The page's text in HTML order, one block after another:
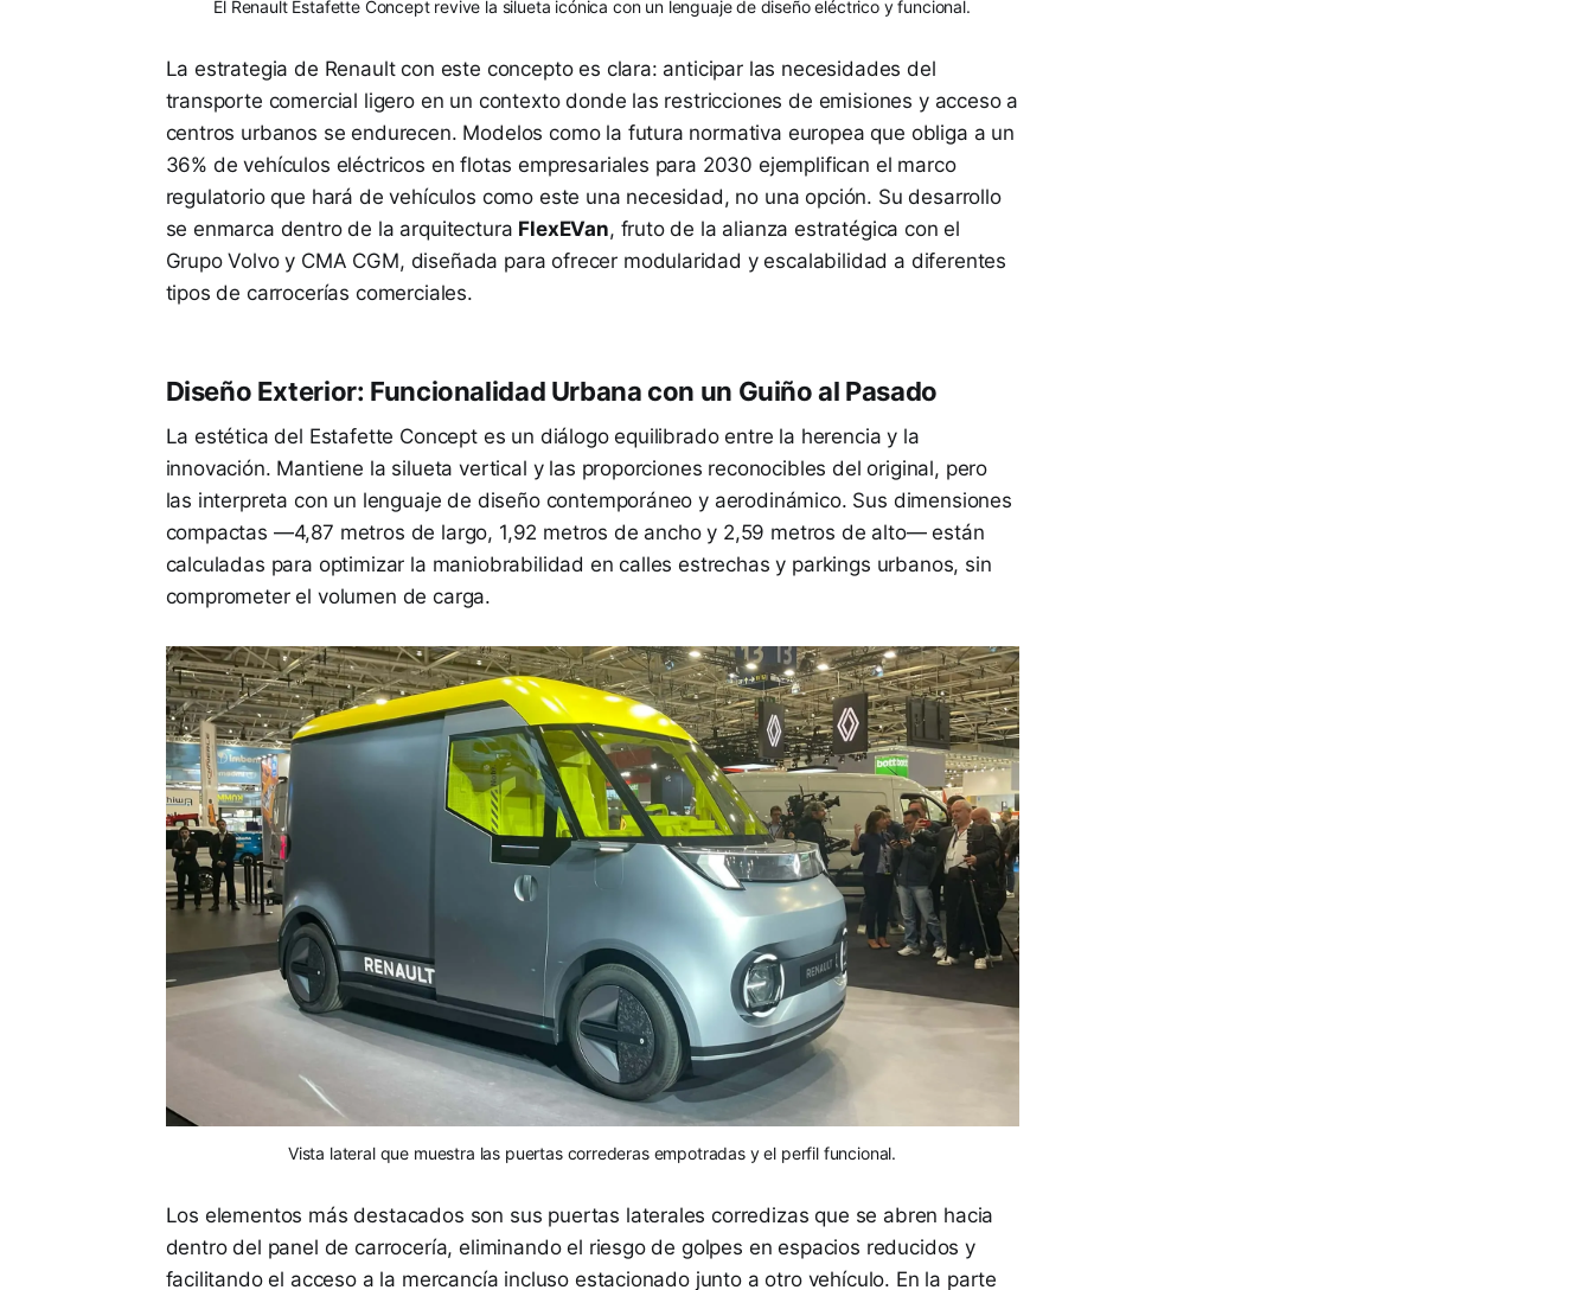
El Renault Estafette Concept revive la silueta icónica con un lenguaje de diseño eléctrico y funcional.
La estrategia de Renault con este concepto es clara: anticipar las necesidades del
transporte comercial ligero en un contexto donde las restricciones de emisiones y acceso a
centros urbanos se endurecen. Modelos como la futura normativa europea que obliga a un
36% de vehículos eléctricos en flotas empresariales para 2030 ejemplifican el marco
regulatorio que hará de vehículos como este una necesidad, no una opción. Su desarrollo
se enmarca dentro de la arquitectura FlexEVan, fruto de la alianza estratégica con el
Grupo Volvo y CMA CGM, diseñada para ofrecer modularidad y escalabilidad a diferentes
tipos de carrocerías comerciales.
Diseño Exterior: Funcionalidad Urbana con un Guiño al Pasado
La estética del Estafette Concept es un diálogo equilibrado entre la herencia y la
innovación. Mantiene la silueta vertical y las proporciones reconocibles del original, pero
las interpreta con un lenguaje de diseño contemporáneo y aerodinámico. Sus dimensiones
compactas —4,87 metros de largo, 1,92 metros de ancho y 2,59 metros de alto— están
calculadas para optimizar la maniobrabilidad en calles estrechas y parkings urbanos, sin
comprometer el volumen de carga.
Vista lateral que muestra las puertas correderas empotradas y el perfil funcional.
Los elementos más destacados son sus puertas laterales corredizas que se abren hacia
dentro del panel de carrocería, eliminando el riesgo de golpes en espacios reducidos y
facilitando el acceso a la mercancía incluso estacionado junto a otro vehículo. En la parte